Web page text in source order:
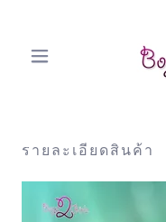
รายละเอียดสินค้า